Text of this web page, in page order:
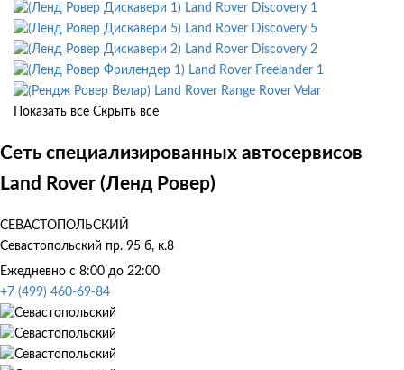
Land Rover Discovery 1
Land Rover Discovery 5
Land Rover Discovery 2
Land Rover Freelander 1
Land Rover Range Rover Velar
Показать все Скрыть все
Сеть специализированных автосервисов
Land Rover (Ленд Ровер)
СЕВАСТОПОЛЬСКИЙ
Севастопольский пр. 95 б, к.8
Ежедневно с 8:00 до 22:00
+7 (499) 460-69-84